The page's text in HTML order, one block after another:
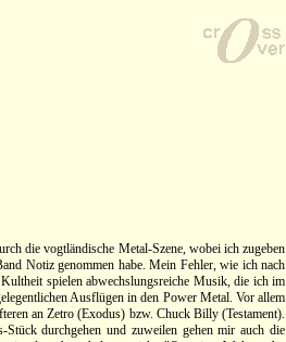
die vogtländische Metal-Szene, wobei ich zugeben
Notiz genommen habe. Mein Fehler, wie ich nach
spielen abwechslungsreiche Musik, die ich im
Ausflügen in den Power Metal. Vor allem
an Zetro (Exodus) bzw. Chuck Billy (Testament).
durchgehen und zuweilen gehen mir auch die